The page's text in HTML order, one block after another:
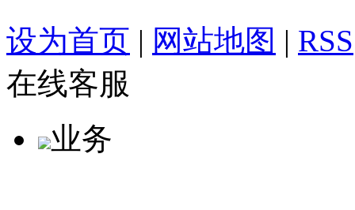
设为首页 | 网站地图 | RSS
在线客服
业务